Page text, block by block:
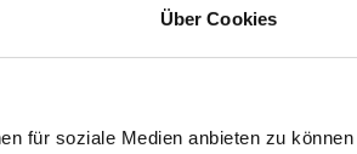
Über Cookies
für soziale Medien anbieten zu können